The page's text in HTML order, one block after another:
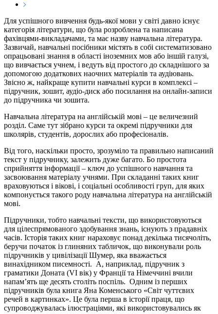
Для успішного вивчення будь-якої мови у світі давно існує
категорія літератури, що була розроблена та написана
фахівцями-викладачами, та має назву навчальна література.
Зазвичай, навчальні посібники містять в собі систематизовано
опрацьовані знання в області іноземних мов або іншій галузі,
що вивчається учнем, і ведуть від простого до складнішого за
допомогою додаткових наочних матеріалів та аудіювань.
Звісно ж, найкраще купити навчальні курси в комплексі –
підручник, зошит, аудіо-диск або посилання на онлайн-записи
до підручника чи зошита.
Навчальна література на англійській мові – це величезний
розділ. Саме тут зібрано курси та окремі підручники для
школярів, студентів, дорослих або професіоналів.
Від того, наскільки просто, зрозуміло та правильно написаний
текст у підручнику, залежить дуже багато. Бо простота
сприйняття інформації – ключ до успішного навчання та
засвоювання матеріалу учнями. При складанні таких книг
враховуються і вікові, і соціальні особливості груп, для яких
компонується такого роду навчальна література на англійській
мові.
Підручники, тобто навчальні тексти, що використовуються
для цілеспрямованого здобування знань, існують з прадавніх
часів. Історія таких книг нараховує понад декілька тисячоліть,
беручи початок із глиняних табличок, що виконували роль
підручників у цивілізації Шумер, яка вважається
винахідником писемності. А, наприклад, підручник з
граматики Доната (VI вік) у Франції та Німеччині вчили
напам’ять ще десять століть поспіль. Одним із перших
підручників була книга Яна Коменського «Світ чуттєвих
речей в картинках». Це була перша в історії праця, що
супроводжувалась ілюстраціями, які використовувались як